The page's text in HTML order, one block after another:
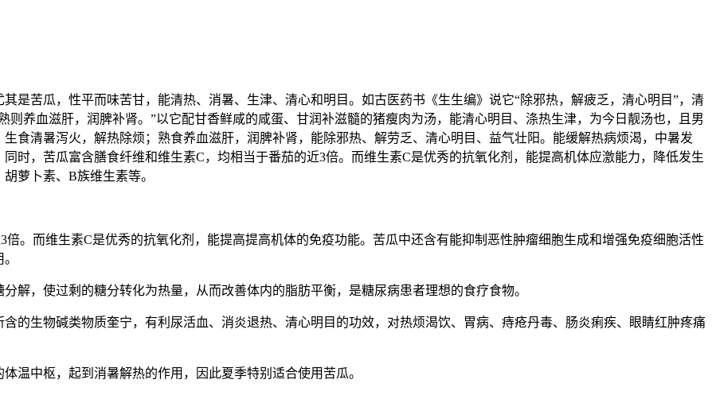
是苦瓜，性平而味苦甘，能清热、消暑、生津、清心和明目。如古医药书《生生编》说它“除邪热，解疲乏，清心明目”，清
养血滋肝，润脾补肾。”以它配甘香鲜咸的咸蛋、甘润补滋髓的猪瘦肉为汤，能清心明目、涤热生津，为今日靓汤也，且男
食清暑泻火，解热除烦；熟食养血滋肝，润脾补肾，能除邪热、解劳乏、清心明目、益气壮阳。能缓解热病烦渴，中暑发
时，苦瓜富含膳食纤维和维生素C，均相当于番茄的近3倍。而维生素C是优秀的抗氧化剂，能提高机体应激能力，降低发生
萝卜素、B族维生素等。
。而维生素C是优秀的抗氧化剂，能提高提高机体的免疫功能。苦瓜中还含有能抑制恶性肿瘤细胞生成和增强免疫细胞活性
解，使过剩的糖分转化为热量，从而改善体内的脂肪平衡，是糖尿病患者理想的食疗食物。
的生物碱类物质奎宁，有利尿活血、消炎退热、清心明目的功效，对热烦渴饮、胃病、痔疮丹毒、肠炎痢疾、眼睛红肿疼痛
中枢，起到消暑解热的作用，因此夏季特别适合使用苦瓜。